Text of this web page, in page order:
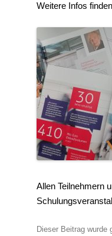
Weitere Infos
Allen Teilnehmern
Dieser Beitrag wurde